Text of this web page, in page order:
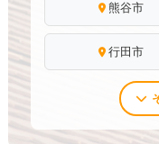
熊谷市
行田市